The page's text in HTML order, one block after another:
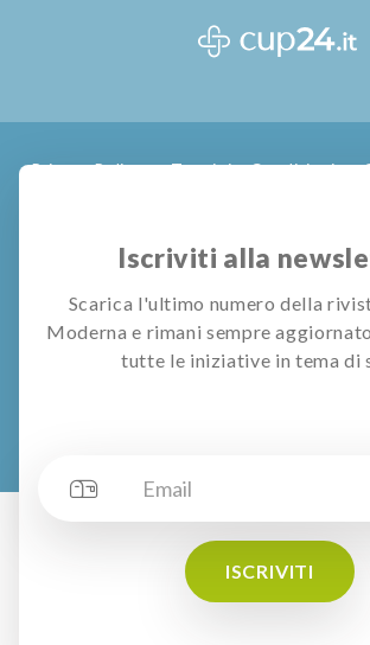
Privacy Policy Termini e Condizioni
mediante utilizzo dei servizi dedicati hanno
divulgativo e non si sostituiscono diagnosi o
Moderna declina ogni responsabilità in
Iscriviti alla
Scarica l'ultimo numero della
Moderna e rimani sempre
tutte le iniziative in tema di
ISCRIVITI